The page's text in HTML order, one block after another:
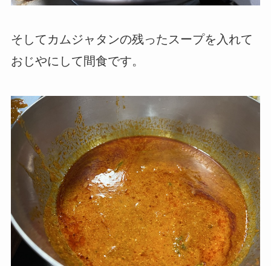
そしてカムジャタンの残ったスープを入れて
おじやにして間食です。